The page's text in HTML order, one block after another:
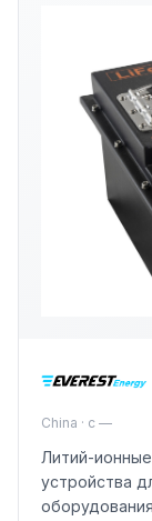
China · с —
Литий-
устройства